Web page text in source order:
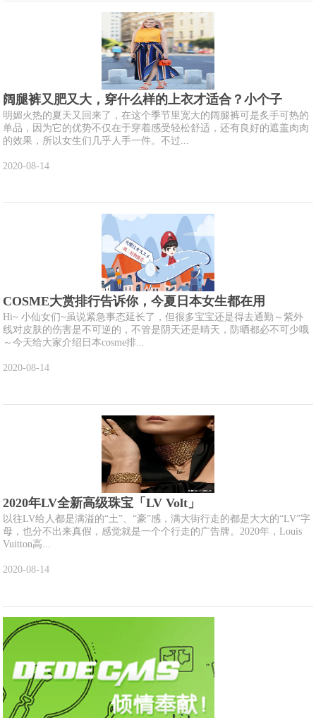
阔腿裤又肥又大，穿什么样的上衣才适合？小个子
明媚火热的夏天又回来了，在这个季节里宽大的阔腿裤可是炙手可热的
单品，因为它的优势不仅在于穿着感受轻松舒适，还有良好的遮盖肉肉
的效果，所以女生们几乎人手一件。不过...
2020-08-14
COSME大赏排行告诉你，今夏日本女生都在用
Hi~ 小仙女们~虽说紧急事态延长了，但很多宝宝还是得去通勤～紫外
线对皮肤的伤害是不可逆的，不管是阴天还是晴天，防晒都必不可少哦
～今天给大家介绍日本cosme排...
2020-08-14
2020年LV全新高级珠宝「LV Volt」
以往LV给人都是满溢的“土”、“豪”感，满大街行走的都是大大的“LV”字
母，也分不出来真假，感觉就是一个个行走的广告牌。2020年，Louis
Vuitton高...
2020-08-14